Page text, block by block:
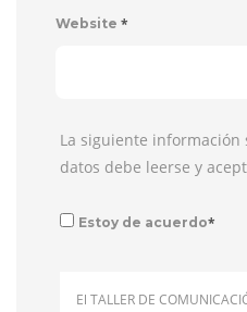
Website *
La siguiente información
datos debe leerse y
Estoy de acuerdo*
El TALLER DE